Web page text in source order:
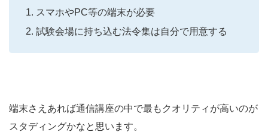
スマホやPC等の端末が必要
試験会場に持ち込む法令集は自分で用意する
端末さえあれば通信講座の中で最もクオリティが高いのが
スタディングかなと思います。